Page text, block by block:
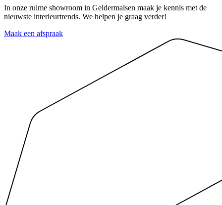
In onze ruime showroom in Geldermalsen maak je kennis met de
nieuwste interieurtrends. We helpen je graag verder!
Maak een afspraak